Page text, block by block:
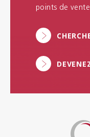
points de